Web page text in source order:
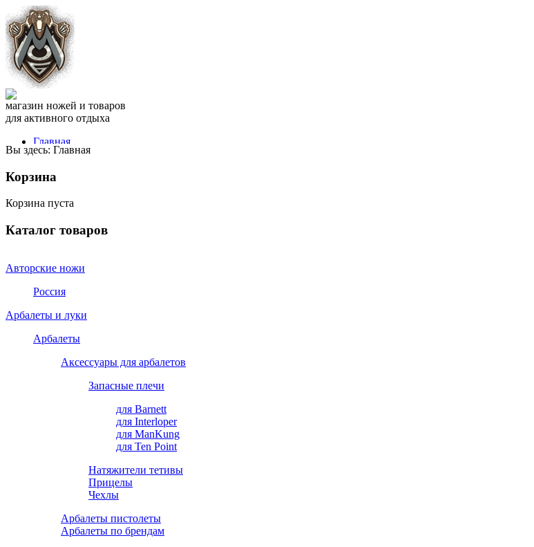
магазин ножей и товаров
для активного отдыха
Главная
Оплата
FAQ
Блог
СПРАВОЧНИК
+7 981975 3050
или напишите нам
Вы здесь: Главная
Корзина
Корзина пуста
Каталог товаров
Авторские ножи
Россия
Арбалеты и луки
Арбалеты
Аксессуары для арбалетов
Запасные плечи
для Barnett
для Interloper
для ManKung
для Ten Point
Натяжители тетивы
Прицелы
Чехлы
Арбалеты пистолеты
Арбалеты по брендам